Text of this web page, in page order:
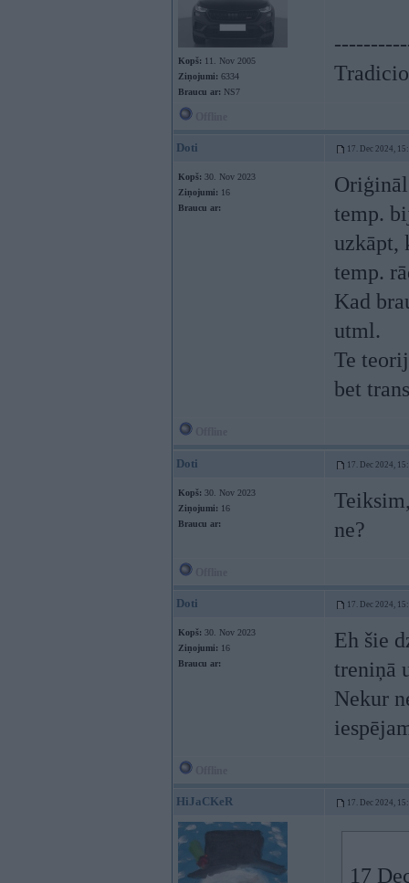
Kopš: 11. Nov 2005
Ziņojumi: 6334
Braucu ar: NS7
Doti 17. Dec 2024,
Kopš: 30. Nov 2023
Ziņojumi: 16
Braucu ar:
temp.
uzkāpt,
temp.
Kad
utml.
Te
bet
Doti 17. Dec 2024,
Kopš: 30. Nov 2023
Ziņojumi: 16
Braucu ar:
ne?
Doti 17. Dec 2024,
Kopš: 30. Nov 2023
Ziņojumi: 16
Braucu ar:
Eh šie
treniņā
Nekur
HiJaCKeR 17. Dec 2024,
17